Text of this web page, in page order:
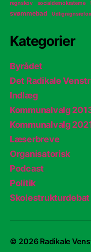
regnskov
socialdemokraterne
svømmebad
Kategorier
Byrådet
Det Radikale
Indlæg
Kommunalvalg
Kommunalvalg
Læserbreve
Organisatorisk
Podcast
Politik
Skolestrukturdebat
© 2026 Radikale